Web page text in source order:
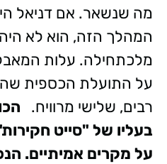
מה שנשאר. אם דניאל
המהלך הזה, הוא לא
מלכתחילה. עלות
על התועלת הכספית
רבים, שלישי מרוויח.
בעליו של "סייט
על מקרים אמיתיים.